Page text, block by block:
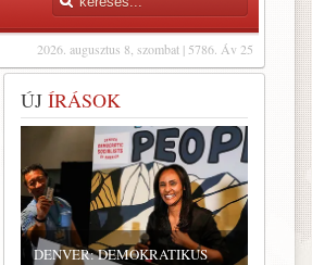
2026. augusztus 8, szombat | 5786. Áv 25
ÚJ ÍRÁSOK
DENVER: DEMOKRATIKUS